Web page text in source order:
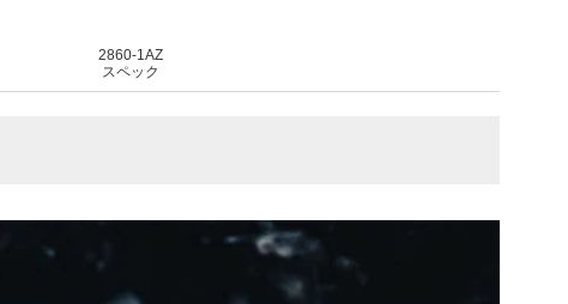
2860-1AZ
スペック